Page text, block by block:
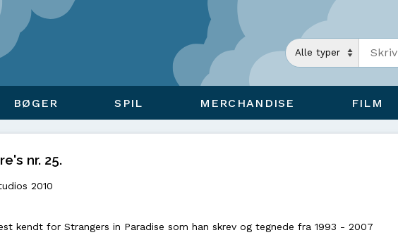
BØGER SPIL MERCHANDISE FILM
nr. 25.
2010
kendt for Strangers in Paradise som han skrev og tegnede fra 1993 - 2007